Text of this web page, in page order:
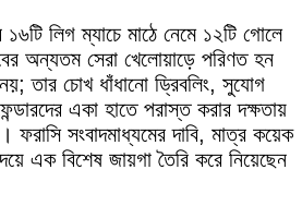
লিগ ম্যাচে মাঠে নেমে ১২টি গোলে
অন্যতম সেরা খেলোয়াড়ে পরিণত হন
তার চোখ ধাঁধানো ড্রিবলিং, সুযোগ
একা হাতে পরাস্ত করার দক্ষতায়
সংবাদমাধ্যমের দাবি, মাত্র কয়েক
এক বিশেষ জায়গা তৈরি করে নিয়েছেন